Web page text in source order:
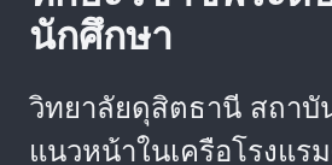
นักศึกษา
วิทยาลัยดุสิตธานี สถาบั
แนวหน้าในเครือโรงแร